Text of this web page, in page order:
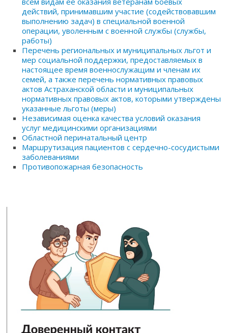
действий, принимавшим участие (содействовавшим
выполнению задач) в специальной военной
операции, уволенным с военной службы (службы,
работы)
Перечень региональных и муниципальных льгот и
мер социальной поддержки, предоставляемых в
настоящее время военнослужащим и членам их
семей, а также перечень нормативных правовых
актов Астраханской области и муниципальных
нормативных правовых актов, которыми утверждены
указанные льготы (меры)
Независимая оценка качества условий оказания
услуг медицинскими организациями
Областной перинатальный центр
Маршрутизация пациентов с сердечно-сосудистыми
заболеваниями
Противопожарная безопасность